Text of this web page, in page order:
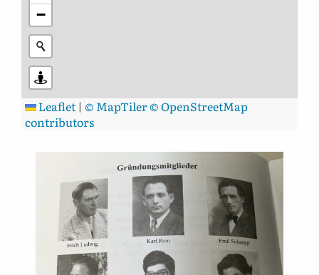
−
Leaflet | © MapTiler© OpenStreetMap
contributors